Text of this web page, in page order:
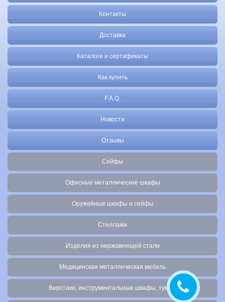
Контакты
Доставка
Каталоги и сертификаты
Как купить
F.A.Q.
Новости
Отзывы
Сейфы
Офисные металлические шкафы
Оружейные шкафы и сейфы
Стеллажи
Изделия из нержавеющей стали
Медицинская металлическая мебель
Верстаки, инструментальные шкафы, тумбы